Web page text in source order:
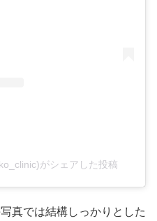
がシェアした投稿
真では結構しっかりとした